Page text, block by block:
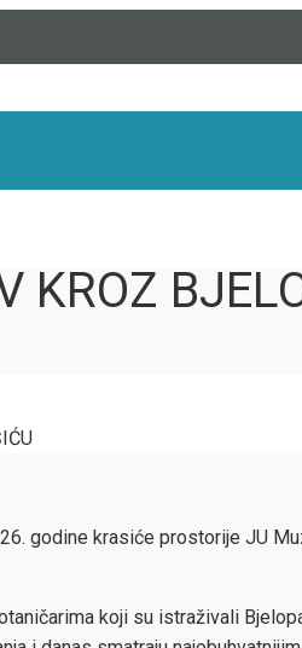
KROZ
godine krasiće prostorije JU
koji su istraživali